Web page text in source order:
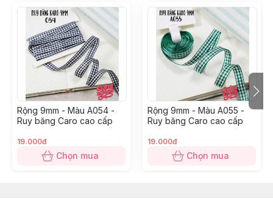
Rộng 9mm - Màu A054 -
Ruy băng Caro cao cấp
19.000đ
Chọn mua
Rộng 9mm - Màu A055 -
Ruy băng Caro cao cấp
19.000đ
Chọn mua